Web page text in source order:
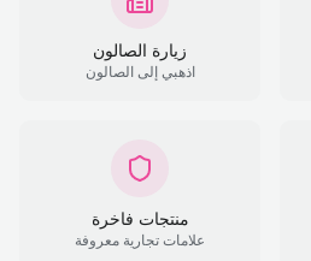
زيارة الصالون
اذهبي إلى الصالون
منتجات فاخرة
علامات تجارية معروفة